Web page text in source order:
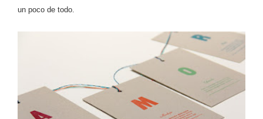
un poco de todo.